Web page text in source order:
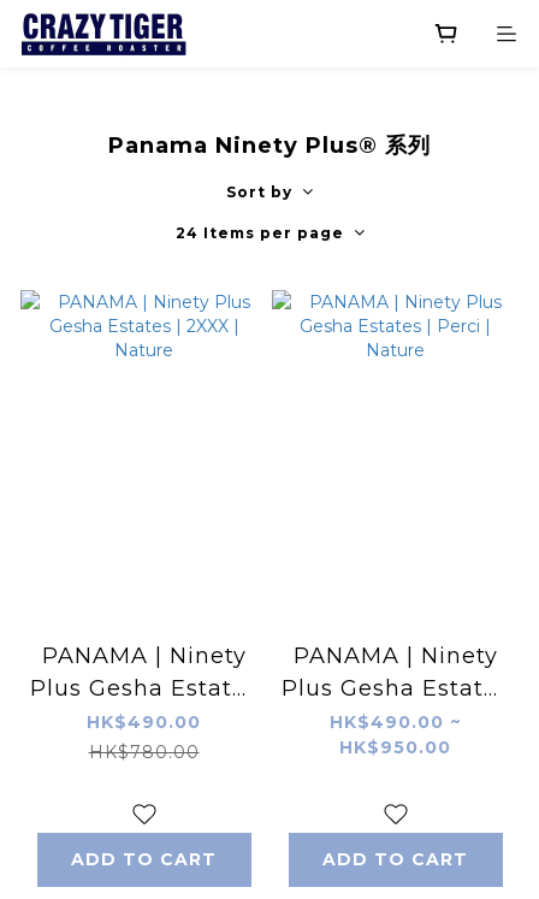
Panama Ninety Plus® 系列
Sort by
24 Items per page
PANAMA | Ninety
Plus Gesha Estates
| 2XXX | Nature
HK$490.00
HK$780.00
ADD TO CART
PANAMA | Ninety
Plus Gesha Estates
| Perci | Nature
HK$490.00 ~
HK$950.00
ADD TO CART